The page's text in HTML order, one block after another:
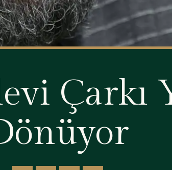
Çarkı